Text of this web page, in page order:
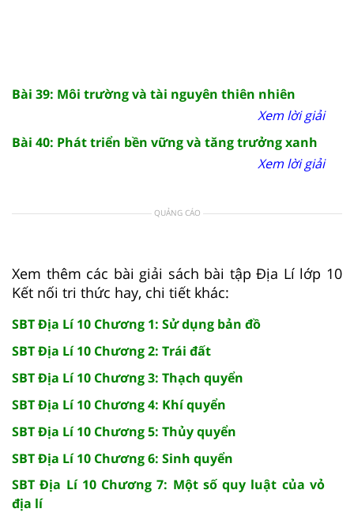
Bài 39: Môi trường và tài nguyên thiên nhiên
Xem lời giải
Bài 40: Phát triển bền vững và tăng trưởng xanh
Xem lời giải
QUẢNG CÁO
Xem thêm các bài giải sách bài tập Địa Lí lớp 10
Kết nối tri thức hay, chi tiết khác:
SBT Địa Lí 10 Chương 1: Sử dụng bản đồ
SBT Địa Lí 10 Chương 2: Trái đất
SBT Địa Lí 10 Chương 3: Thạch quyển
SBT Địa Lí 10 Chương 4: Khí quyển
SBT Địa Lí 10 Chương 5: Thủy quyển
SBT Địa Lí 10 Chương 6: Sinh quyển
SBT Địa Lí 10 Chương 7: Một số quy luật của vỏ
địa lí